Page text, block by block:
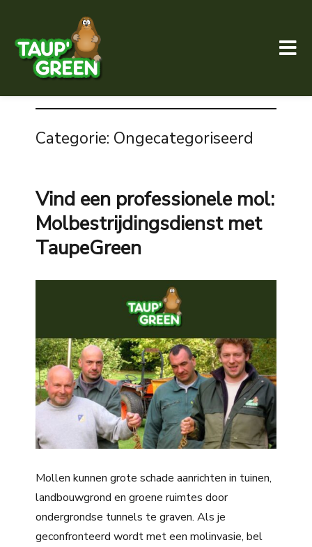
Taup' Green
Categorie: Ongecategoriseerd
Vind een professionele mol:
Molbestrijdingsdienst met
TaupeGreen
Mollen kunnen grote schade aanrichten in tuinen,
landbouwgrond en groene ruimtes door
ondergrondse tunnels te graven. Als je
geconfronteerd wordt met een molinvasie, bel